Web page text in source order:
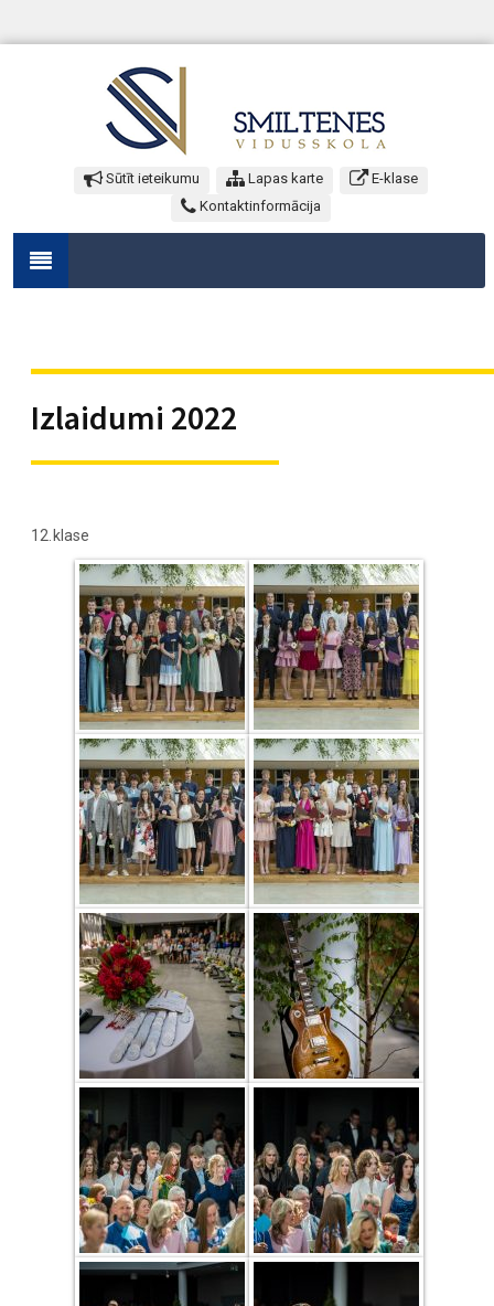
Sūtīt ieteikumu Lapas karte
E-klase
Kontaktinformācija
Izlaidumi 2022
12.klase